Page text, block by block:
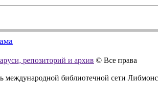
репозиторий и архив © Все права
международной библиотечной сети